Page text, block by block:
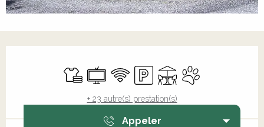
Draps et linge
Télévision
WiFi ParkingTerrasseAnimaux
+ 23 autre(s) prestation(s)
Appeler